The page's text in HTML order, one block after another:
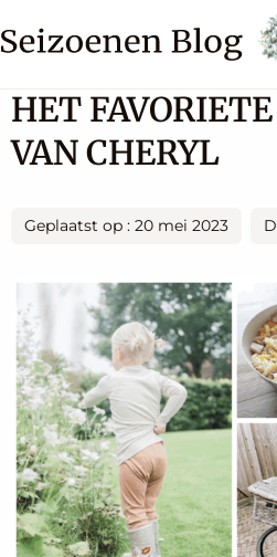
HET
VAN CHERYL
Geplaatst op : 20 mei 2023